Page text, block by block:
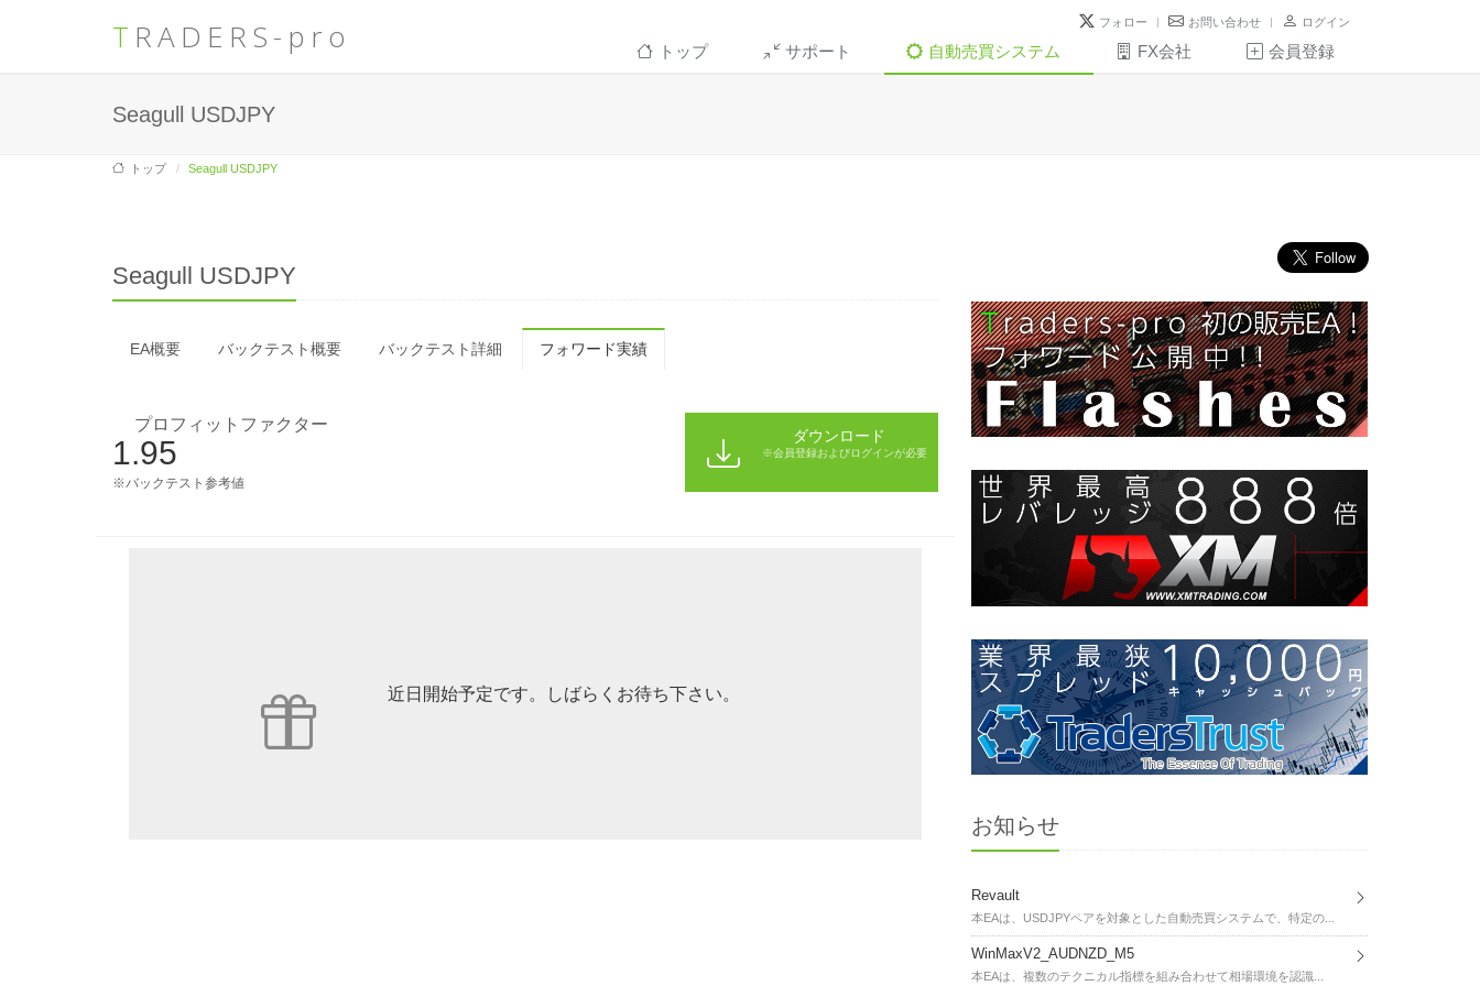
TRADERS-pro フォロー お問い合わせ ログイン
トップ サポート 自動売買システム FX会社 会員登録
Seagull USDJPY
トップ Seagull USDJPY
Seagull USDJPY
EA概要 バックテスト概要 バックテスト詳細 フォワード実績
プロフィットファクター
1.95
※バックテスト参考値
ダウンロード
※会員登録およびログインが必要
近日開始予定です。しばらくお待ち下さい。
お知らせ
Revault
本EAは、USDJPYペアを対象とした自動売買システムで、特定の...
WinMaxV2_AUDNZD_M5
本EAは、複数のテクニカル指標を組み合わせて相場環境を認識...